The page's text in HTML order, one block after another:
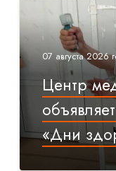
07 августа 2026
Центр
«Дни